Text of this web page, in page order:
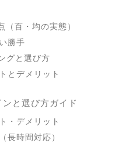
百・均の実態）
勝手
グと選び方
とデメリット
と選び方ガイド
・デメリット
長時間対応）